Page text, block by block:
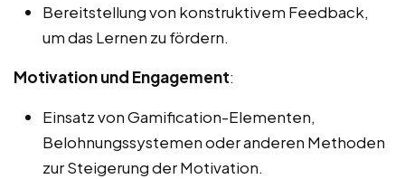
Bereitstellung von konstruktivem Feedback,
um das Lernen zu fördern.
Motivation und Engagement:
Einsatz von Gamification-Elementen,
Belohnungssystemen oder anderen Methoden
zur Steigerung der Motivation.